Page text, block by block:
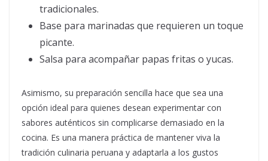
tradicionales.
Base para marinadas que requieren un toque
picante.
Salsa para acompañar papas fritas o yucas.
Asimismo, su preparación sencilla hace que sea una
opción ideal para quienes desean experimentar con
sabores auténticos sin complicarse demasiado en la
cocina. Es una manera práctica de mantener viva la
tradición culinaria peruana y adaptarla a los gustos